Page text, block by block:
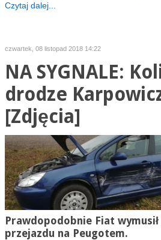
Czytaj dalej...
czwartek, 08 listopad 2018 14:22
NA SYGNALE:
drodze
[Zdjęcia]
Prawdopodobnie Fiat
przejazdu na Peugotem.